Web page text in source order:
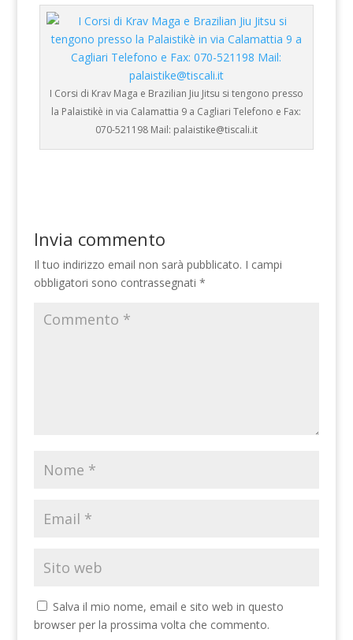
I Corsi di Krav Maga e Brazilian Jiu Jitsu si tengono presso
la Palaistikè in via Calamattia 9 a Cagliari Telefono e Fax:
070-521198 Mail: palaistike@tiscali.it
Invia commento
Il tuo indirizzo email non sarà pubblicato. I campi
obbligatori sono contrassegnati *
Salva il mio nome, email e sito web in questo
browser per la prossima volta che commento.